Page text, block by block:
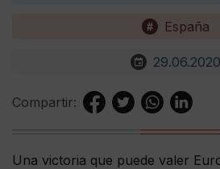
España
29.06.2020
Compartir:
Una victoria que puede valer